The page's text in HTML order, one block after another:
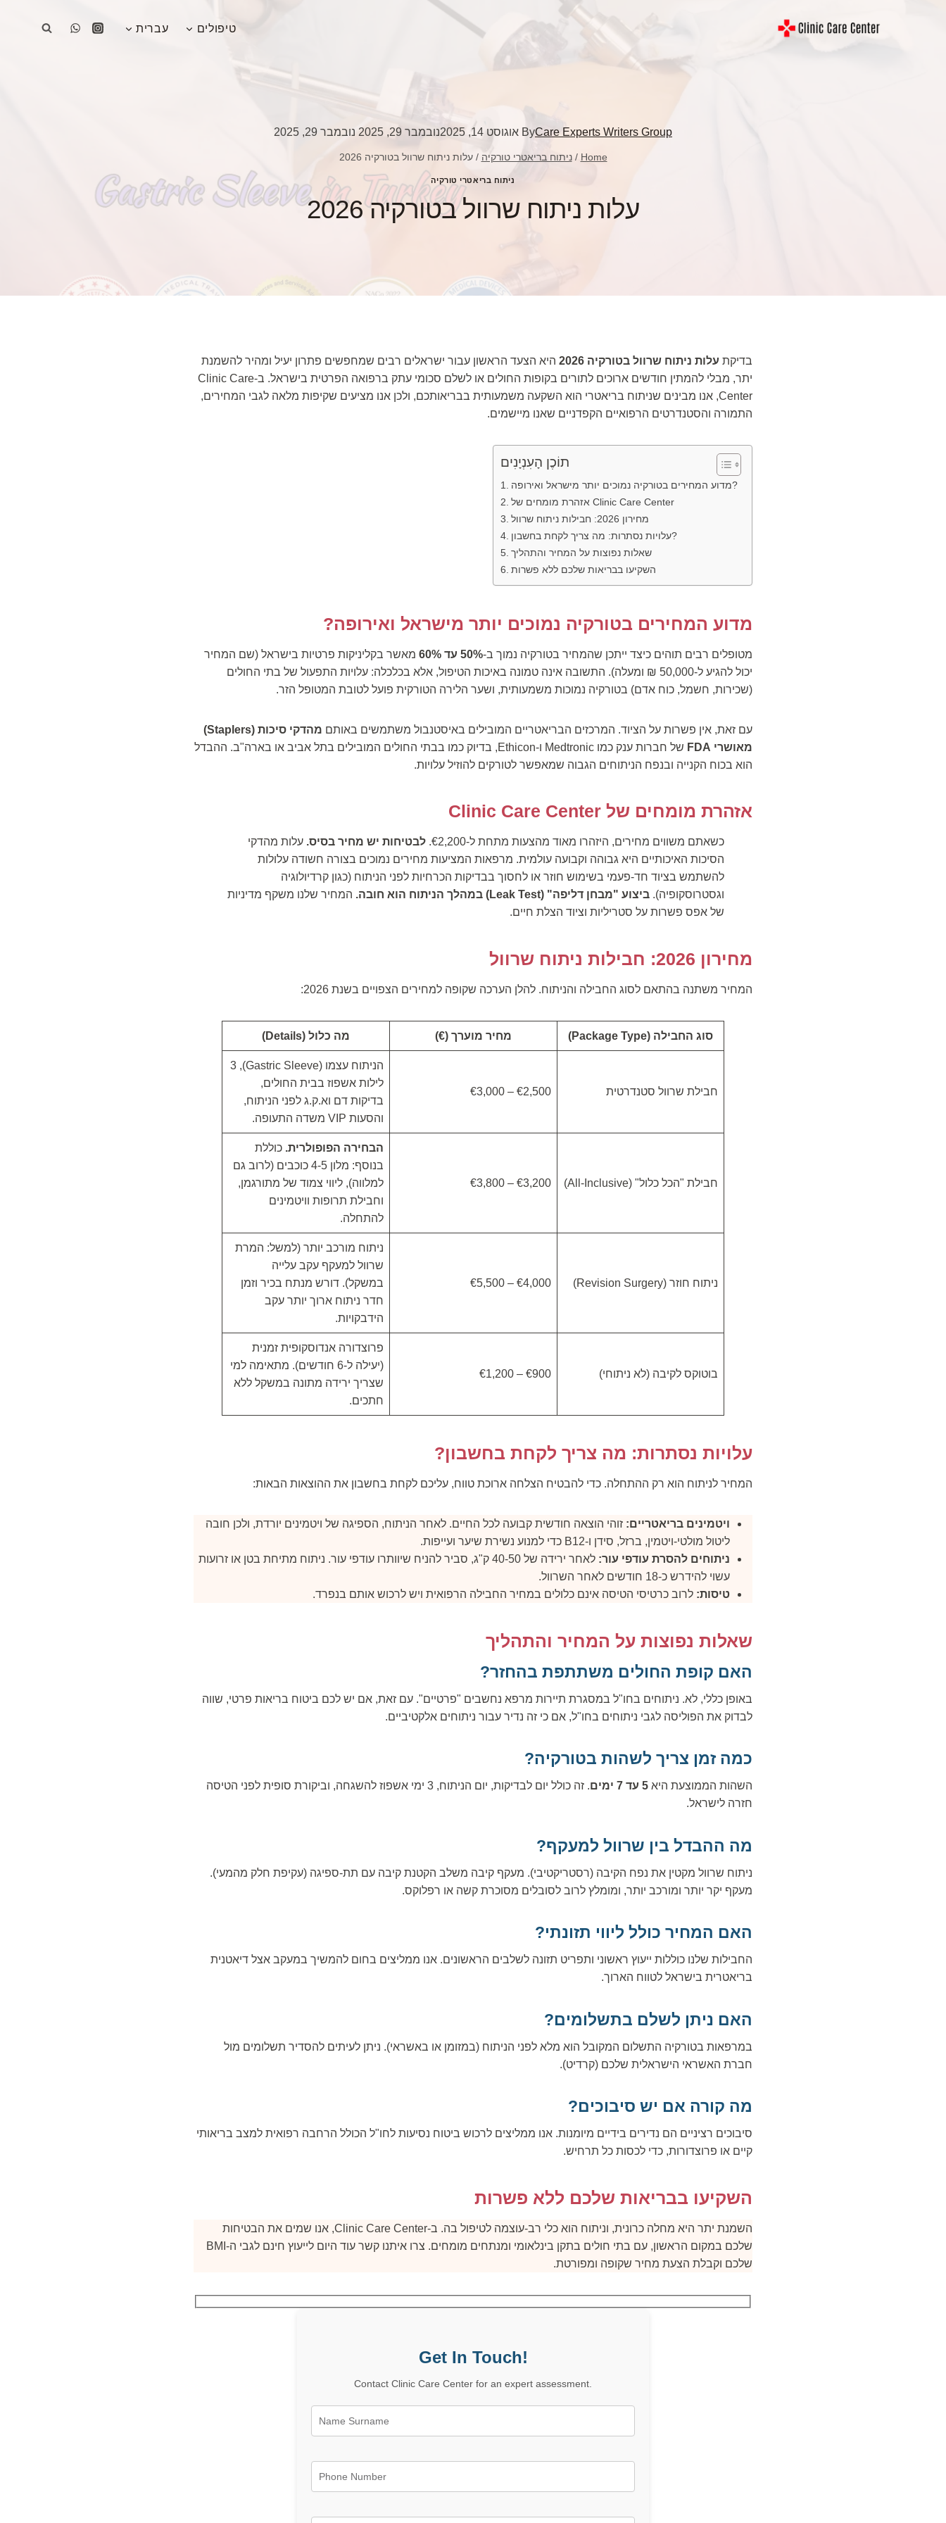
טיפולים עברית
ByCare Experts Writers Group אוגוסט 14, 2025 נובמבר 29, 2025 נובמבר 29, 2025
Home
/ ניתוח בריאטרי טורקיה / עלות ניתוח שרוול בטורקיה 2026
ניתוח בריאטרי טורקיה
עלות ניתוח שרוול בטורקיה 2026
בדיקת עלות ניתוח שרוול בטורקיה 2026
היא הצעד הראשון עבור ישראלים רבים שמחפשים פתרון יעיל ומהיר להשמנת
יתר, מבלי להמתין חודשים ארוכים לתורים בקופות החולים או לשלם סכומי עתק ברפואה הפרטית בישראל. ב-Clinic Care
Center, אנו מבינים שניתוח בריאטרי הוא השקעה משמעותית בבריאותכם, ולכן אנו מציעים שקיפות מלאה לגבי המחירים,
התמורה והסטנדרטים הרפואיים הקפדניים שאנו מיישמים.
תוֹכֶן הָעִנְיָנִים
מדוע המחירים בטורקיה נמוכים יותר מישראל ואירופה?
אזהרת מומחים של Clinic Care Center
מחירון 2026: חבילות ניתוח שרוול
עלויות נסתרות: מה צריך לקחת בחשבון?
שאלות נפוצות על המחיר והתהליך
השקיעו בבריאות שלכם ללא פשרות
מדוע המחירים בטורקיה נמוכים יותר מישראל ואירופה?
מטופלים רבים תוהים כיצד ייתכן שהמחיר בטורקיה נמוך ב-50% עד 60%
מאשר בקליניקות פרטיות בישראל (שם המחיר
יכול להגיע ל-50,000 ₪ ומעלה). התשובה אינה טמונה באיכות הטיפול, אלא בכלכלה: עלויות התפעול של בתי החולים
(שכירות, חשמל, כוח אדם) בטורקיה נמוכות משמעותית, ושער הלירה הטורקית פועל לטובת המטופל הזר.
עם זאת, אין פשרות על הציוד. המרכזים הבריאטריים המובילים באיסטנבול משתמשים באותם
מהדקי סיכות (Staplers)
מאושרי FDA
של חברות ענק כמו Medtronic ו-Ethicon, בדיוק כמו בבתי החולים המובילים בתל אביב או בארה"ב. ההבדל
הוא בכוח הקנייה ובנפח הניתוחים הגבוה שמאפשר לטורקים להוזיל עלויות.
אזהרת מומחים של Clinic Care Center
כשאתם משווים מחירים, היזהרו מאוד מהצעות מתחת ל-€2,200. לבטיחות יש מחיר בסיס. עלות מהדקי
הסיכות האיכותיים היא גבוהה וקבועה עולמית. מרפאות המציעות מחירים נמוכים בצורה חשודה עלולות
להשתמש בציוד חד-פעמי בשימוש חוזר או לחסוך בבדיקות הכרחיות לפני הניתוח (כגון קרדיולוגיה
וגסטרוסקופיה). ביצוע "מבחן דליפה" (Leak Test) במהלך הניתוח הוא חובה.
המחיר שלנו משקף מדיניות
של אפס פשרות על סטריליות וציוד הצלת חיים.
מחירון 2026: חבילות ניתוח שרוול
המחיר משתנה בהתאם לסוג החבילה והניתוח. להלן הערכה שקופה למחירים הצפויים בשנת 2026:
סוג החבילה (Package Type) מחיר מוערך (€) מה כלול (Details)
חבילת שרוול סטנדרטית €2,500 – €3,000
הניתוח עצמו (Gastric Sleeve), 3
לילות אשפוז בבית החולים,
בדיקות דם וא.ק.ג לפני הניתוח,
והסעות VIP משדה התעופה.
חבילת "הכל כלול" (All-Inclusive) €3,200 – €3,800
הבחירה הפופולרית. כוללת
בנוסף: מלון 4-5 כוכבים (לרוב גם
למלווה), ליווי צמוד של מתורגמן,
וחבילת תרופות וויטמינים
להתחלה.
ניתוח חוזר (Revision Surgery) €4,000 – €5,500
ניתוח מורכב יותר (למשל: המרת
שרוול למעקף עקב עלייה
במשקל). דורש מנתח בכיר וזמן
חדר ניתוח ארוך יותר עקב
הידבקויות.
בוטוקס לקיבה (לא ניתוחי) €900 – €1,200
פרוצדורה אנדוסקופית זמנית
(יעילה ל-6 חודשים). מתאימה למי
שצריך ירידה מתונה במשקל ללא
חתכים.
עלויות נסתרות: מה צריך לקחת בחשבון?
המחיר לניתוח הוא רק ההתחלה. כדי להבטיח הצלחה ארוכת טווח, עליכם לקחת בחשבון את ההוצאות הבאות:
ויטמינים בריאטריים: זוהי הוצאה חודשית קבועה לכל החיים. לאחר הניתוח, הספיגה של ויטמינים יורדת, ולכן חובה
ליטול מולטי-ויטמין, ברזל, סידן ו-B12 כדי למנוע נשירת שיער ועייפות.
ניתוחים להסרת עודפי עור:
לאחר ירידה של 40-50 ק"ג, סביר להניח שיוותרו עודפי עור. ניתוח מתיחת בטן או זרועות
עשוי להידרש כ-18 חודשים לאחר השרוול.
טיסות: לרוב כרטיסי הטיסה אינם כלולים במחיר החבילה הרפואית ויש לרכוש אותם בנפרד.
שאלות נפוצות על המחיר והתהליך
האם קופת החולים משתתפת בהחזר?
באופן כללי, לא. ניתוחים בחו"ל במסגרת תיירות מרפא נחשבים "פרטיים". עם זאת, אם יש לכם ביטוח בריאות פרטי, שווה
לבדוק את הפוליסה לגבי ניתוחים בחו"ל, אם כי זה נדיר עבור ניתוחים אלקטיביים.
כמה זמן צריך לשהות בטורקיה?
השהות הממוצעת היא 5 עד 7 ימים
. זה כולל יום לבדיקות, יום הניתוח, 3 ימי אשפוז להשגחה, וביקורת סופית לפני הטיסה
חזרה לישראל.
מה ההבדל בין שרוול למעקף?
ניתוח שרוול מקטין את נפח הקיבה (רסטריקטיבי). מעקף קיבה משלב הקטנת קיבה עם תת-ספיגה (עקיפת חלק מהמעי).
מעקף יקר יותר ומורכב יותר, ומומלץ לרוב לסובלים מסוכרת קשה או רפלוקס.
האם המחיר כולל ליווי תזונתי?
החבילות שלנו כוללות ייעוץ ראשוני ותפריט תזונה לשלבים הראשונים. אנו ממליצים בחום להמשיך במעקב אצל דיאטנית
בריאטרית בישראל לטווח הארוך.
האם ניתן לשלם בתשלומים?
במרפאות בטורקיה התשלום המקובל הוא מלא לפני הניתוח (במזומן או באשראי). ניתן לעיתים להסדיר תשלומים מול
חברת האשראי הישראלית שלכם (קרדיט).
מה קורה אם יש סיבוכים?
סיבוכים רציניים הם נדירים בידיים מיומנות. אנו ממליצים לרכוש ביטוח נסיעות לחו"ל הכולל הרחבה רפואית למצב בריאותי
קיים או פרוצדורות, כדי לכסות כל תרחיש.
השקיעו בבריאות שלכם ללא פשרות
השמנת יתר היא מחלה כרונית, וניתוח הוא כלי רב-עוצמה לטיפול בה. ב-Clinic Care Center, אנו שמים את הבטיחות
שלכם במקום הראשון, עם בתי חולים בתקן בינלאומי ומנתחים מומחים. צרו איתנו קשר עוד היום לייעוץ חינם לגבי ה-BMI
שלכם וקבלת הצעת מחיר שקופה ומפורטת.
Get In Touch!
Contact Clinic Care Center for an expert assessment.